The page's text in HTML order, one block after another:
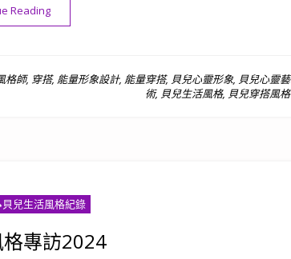
Reading“兩性錄影ft.作家H”
格師, 穿搭, 能量形象設計, 能量穿搭, 貝兒心靈形象, 貝兒心靈藝
術, 貝兒生活風格, 貝兒穿搭風格
貝兒生活風格紀錄
專訪2024